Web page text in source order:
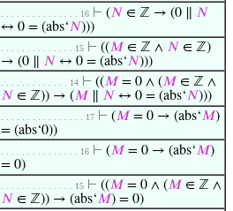
. . . . . . . . . . . . . . . 16 ⊢ (𝑁 ∈ ℤ → (0 ∥ 𝑁
↔ 0 = (abs‘𝑁)))
. . . . . . . . . . . . . . 15 ⊢ ((𝑀 ∈ ℤ ∧ 𝑁 ∈ ℤ)
→ (0 ∥ 𝑁 ↔ 0 = (abs‘𝑁)))
. . . . . . . . . . . . . 14 ⊢ ((𝑀 = 0 ∧ (𝑀 ∈ ℤ ∧
𝑁 ∈ ℤ)) → (𝑀 𝑁 ↔ 0 = (abs‘𝑁)))
. . . . . . . . . . . . . . . . 17 ⊢ (𝑀 = 0 → (abs‘𝑀)
= (abs‘0))
. . . . . . . . . . . . . . . 16 ⊢ (𝑀 = 0 → (abs‘𝑀)
= 0)
. . . . . . . . . . . . . . 15 ⊢ ((𝑀 = 0 ∧ (𝑀 ∈ ℤ ∧
𝑁 ∈ ℤ)) → (abs‘𝑀) = 0)